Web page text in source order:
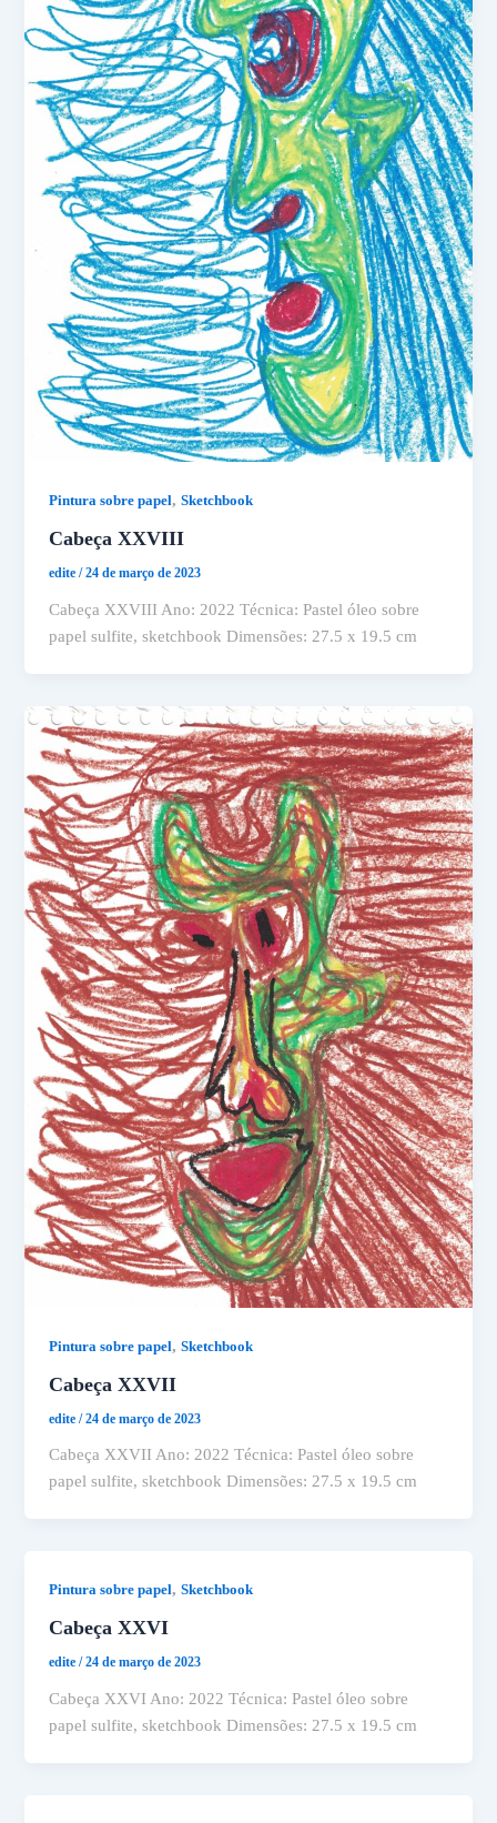
Pintura sobre papel,Sketchbook
Cabeça XXVIII
edite/24 de março de 2023
Cabeça XXVIII Ano: 2022 Técnica: Pastel óleo sobre
papel sulfite, sketchbook Dimensões: 27.5 x 19.5 cm
Pintura sobre papel,Sketchbook
Cabeça XXVII
edite/24 de março de 2023
Cabeça XXVII Ano: 2022 Técnica: Pastel óleo sobre
papel sulfite, sketchbook Dimensões: 27.5 x 19.5 cm
Pintura sobre papel,Sketchbook
Cabeça XXVI
edite/24 de março de 2023
Cabeça XXVI Ano: 2022 Técnica: Pastel óleo sobre
papel sulfite, sketchbook Dimensões: 27.5 x 19.5 cm